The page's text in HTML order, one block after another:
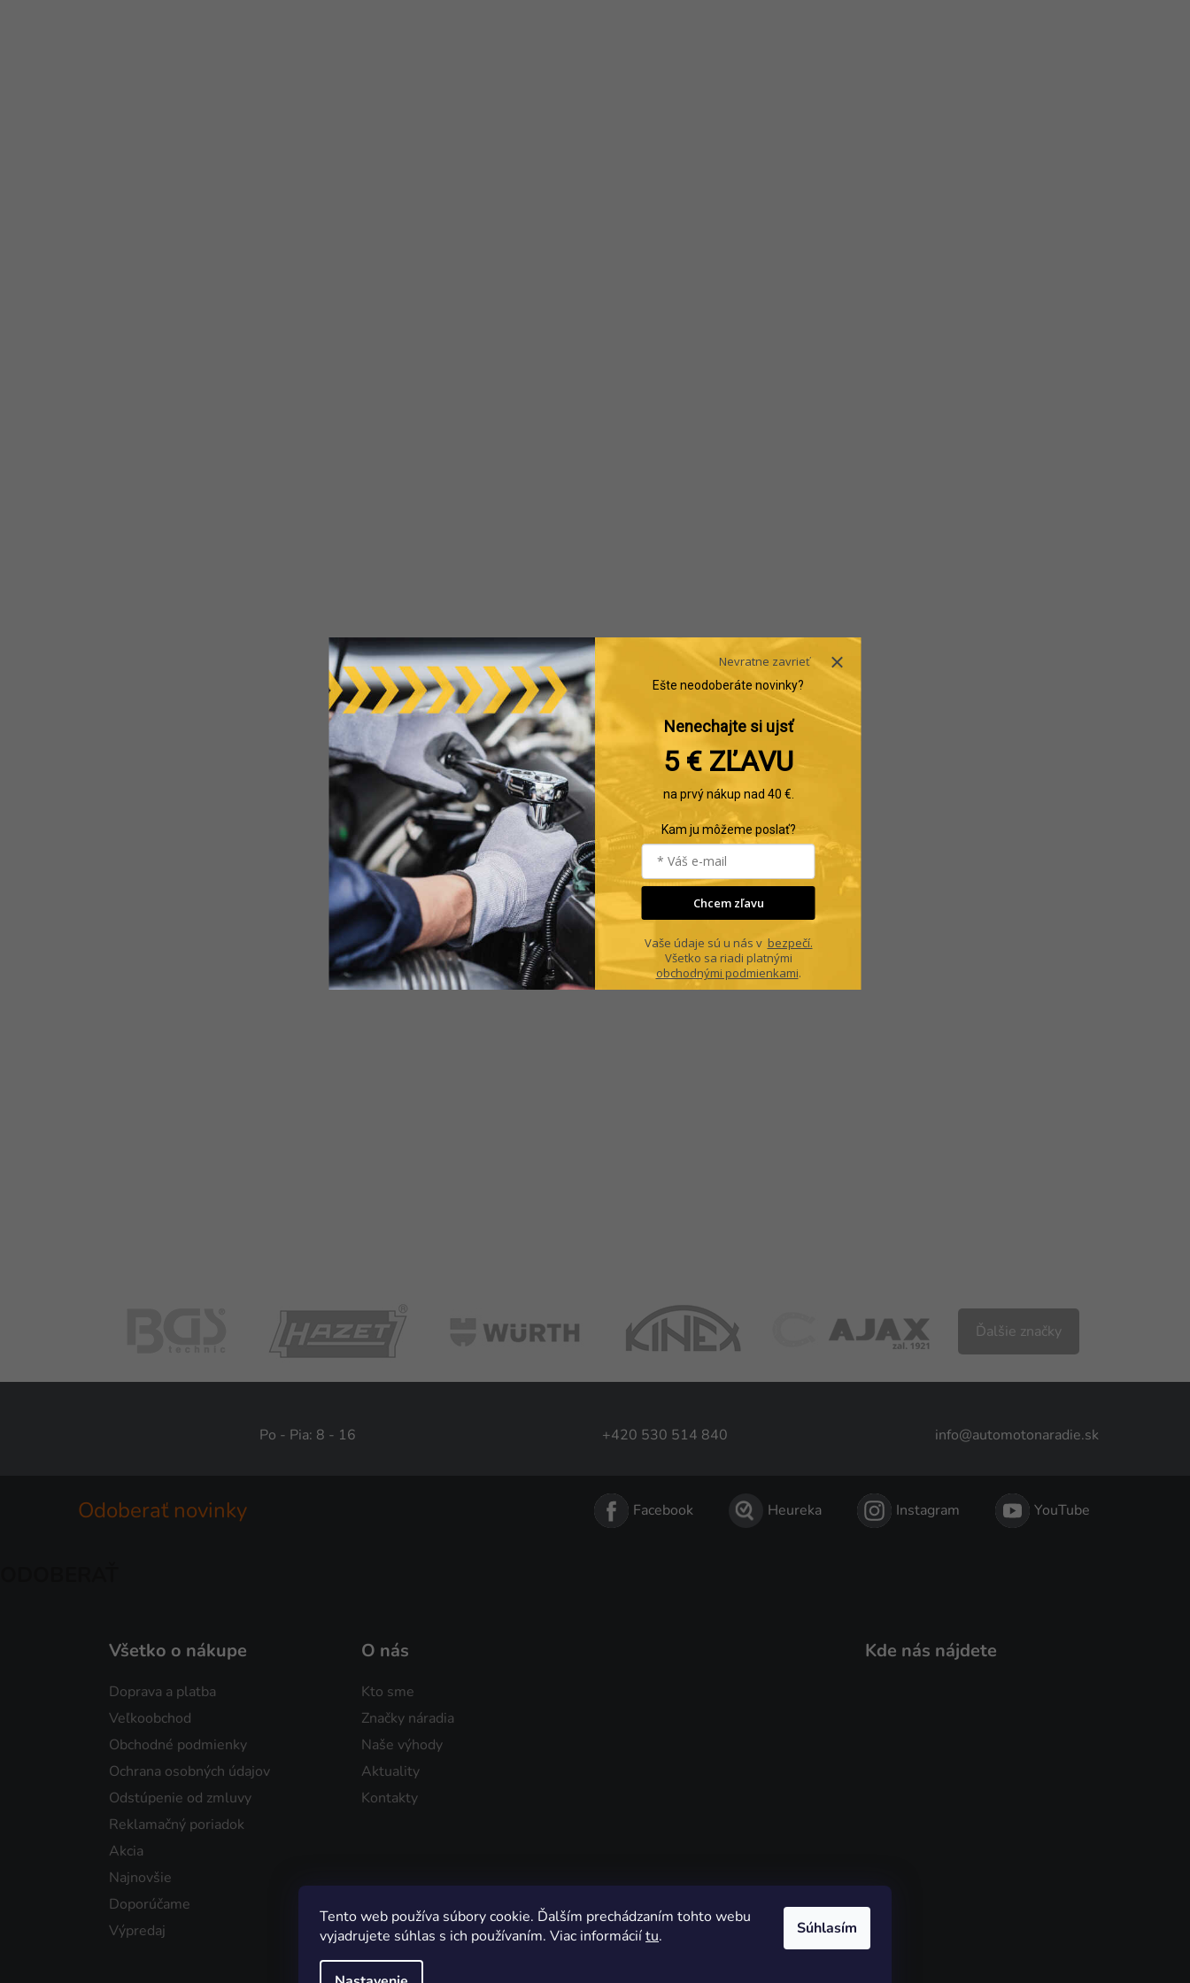
Tento web používa súbory cookie. Ďalším prechádzaním tohto webu
vyjadrujete súhlas s ich používaním. Viac informáciítu. Súhlasím
Ďalšie značky
Po - Pia: 8 - 16 +420 530 514 840 info@automotonaradie.sk
Odoberať novinky Facebook Heureka Instagram YouTube
Všetko o nákupe
Doprava a platba
Veľkoobchod
Obchodné podmienky
Ochrana osobných údajov
Odstúpenie od zmluvy
Reklamačný poriadok
Akcia
Najnovšie
Doporúčame
Výpredaj
O nás
Kto sme
Značky náradia
Naše výhody
Aktuality
Kontakty
Kde nás nájdete
Nevratne zavrieť
Ešte neodoberáte novinky?
Nenechajte si ujsť
5 € ZĽAVU
na prvý nákup nad 40 €.
Kam ju môžeme poslať?
Chcem zľavu
Vaše údaje sú u nás v bezpečí.
Všetko sa riadi platnými
obchodnými podmienkami.